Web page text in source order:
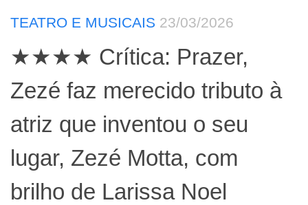
TEATRO E MUSICAIS 23/03/2026
★★★★ Crítica: Prazer,
Zezé faz merecido tributo à
atriz que inventou o seu
lugar, Zezé Motta, com
brilho de Larissa Noel